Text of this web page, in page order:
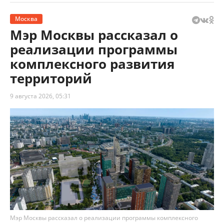
Москва
Мэр Москвы рассказал о
реализации программы
комплексного развития
территорий
9 августа 2026, 05:31
Мэр Москвы рассказал о реализации программы комплексного